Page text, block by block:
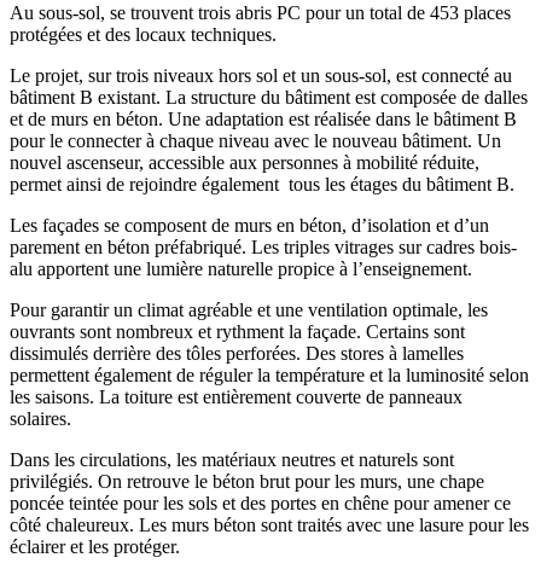
Au sous-sol, se trouvent trois abris PC pour un total de 453 places
protégées et des locaux techniques.
Le projet, sur trois niveaux hors sol et un sous-sol, est connecté au
bâtiment B existant. La structure du bâtiment est composée de dalles
et de murs en béton. Une adaptation est réalisée dans le bâtiment B
pour le connecter à chaque niveau avec le nouveau bâtiment. Un
nouvel ascenseur, accessible aux personnes à mobilité réduite,
permet ainsi de rejoindre également tous les étages du bâtiment B.
Les façades se composent de murs en béton, d’isolation et d’un
parement en béton préfabriqué. Les triples vitrages sur cadres bois-
alu apportent une lumière naturelle propice à l’enseignement.
Pour garantir un climat agréable et une ventilation optimale, les
ouvrants sont nombreux et rythment la façade. Certains sont
dissimulés derrière des tôles perforées. Des stores à lamelles
permettent également de réguler la température et la luminosité selon
les saisons. La toiture est entièrement couverte de panneaux
solaires.
Dans les circulations, les matériaux neutres et naturels sont
privilégiés. On retrouve le béton brut pour les murs, une chape
poncée teintée pour les sols et des portes en chêne pour amener ce
côté chaleureux. Les murs béton sont traités avec une lasure pour les
éclairer et les protéger.